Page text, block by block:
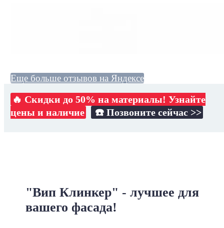
Еще больше отзывов на Яндексе
🔥 Скидки до 50% на материалы! Узнайте
цены и наличие
☎️ Позвоните сейчас >>
"Вип Клинкер" - лучшее для
вашего фасада!